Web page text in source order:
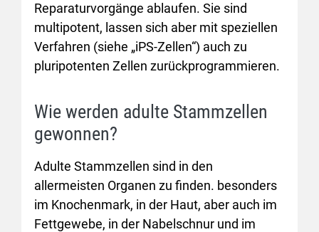
Reparaturvorgänge ablaufen. Sie sind
multipotent, lassen sich aber mit speziellen
Verfahren (siehe „iPS-Zellen“) auch zu
pluripotenten Zellen zurückprogrammieren.
Wie werden adulte Stammzellen
gewonnen?
Adulte Stammzellen sind in den
allermeisten Organen zu finden. besonders
im Knochenmark, in der Haut, aber auch im
Fettgewebe, in der Nabelschnur und im